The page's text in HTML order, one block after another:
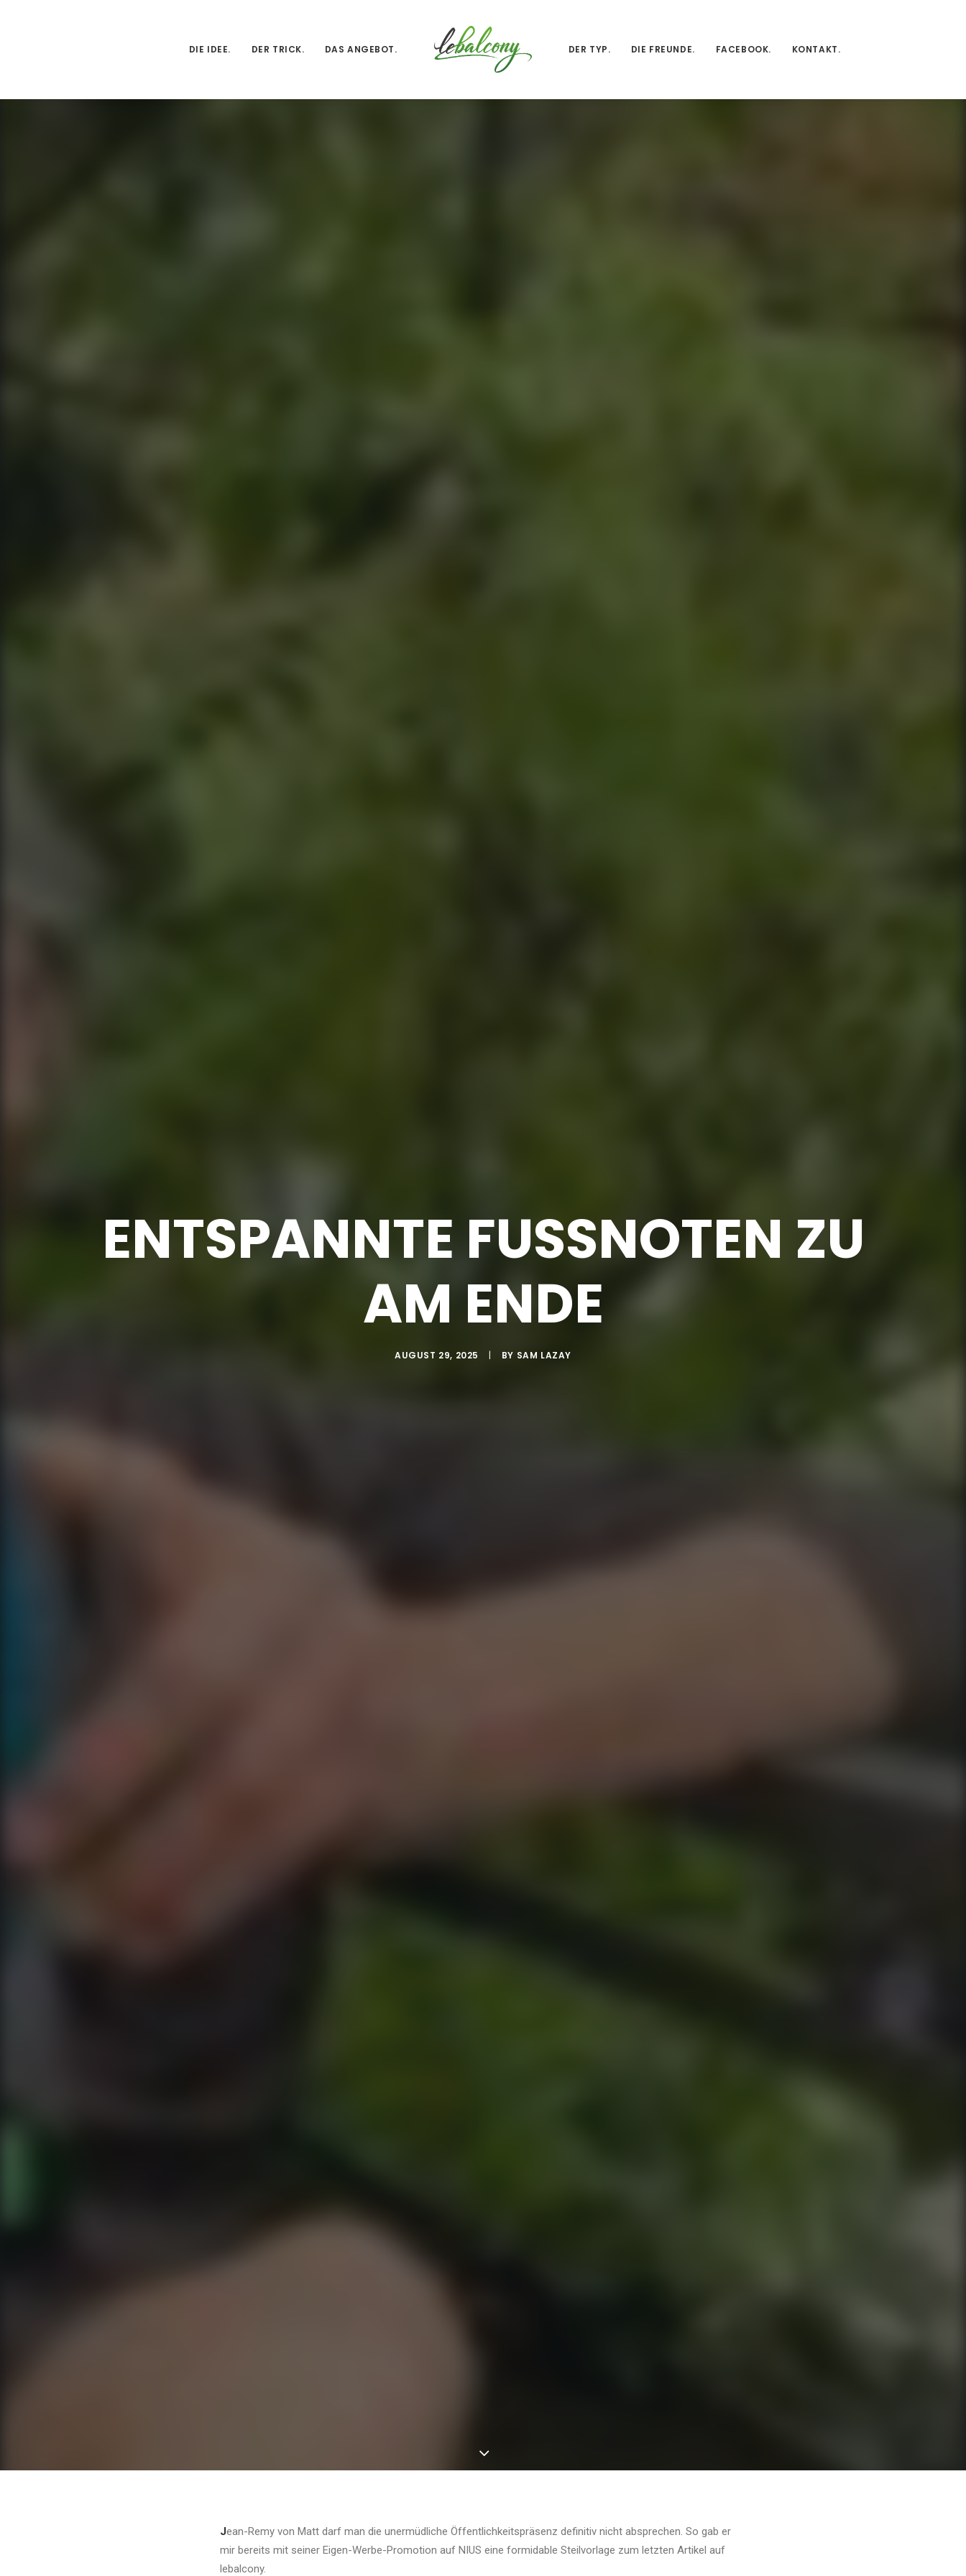
DIE IDEE. DER TRICK. DAS ANGEBOT. DER TYP. DIE FREUNDE. FACEBOOK. KONTAKT.
ENTSPANNTE FUSSNOTEN ZU A
M ENDE
AUGUST 29, 2025 | BY SAM LAZAY
Jean-Remy von Matt darf man die unermüdliche Öffentlichkeitspräsenz definitiv nicht absprechen. So gab er
mir bereits mit seiner Eigen-Werbe-Promotion auf NIUS eine formidable Steilvorlage zum letzten Artikel auf
lebalcony.